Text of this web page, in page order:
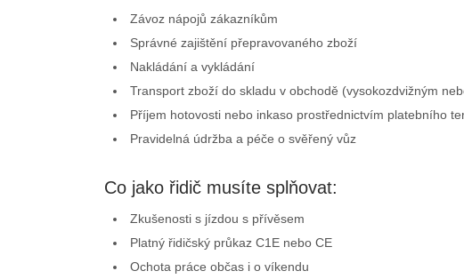
Závoz nápojů zákazníkům
Správné zajištění přepravovaného zboží
Nakládání a vykládání
Transport zboží do skladu v obchodě (vysokozdvižným
Příjem hotovosti nebo inkaso prostřednictvím platebního
Pravidelná údržba a péče o svěřený vůz
Co jako řidič musíte splňovat:
Zkušenosti s jízdou s přívěsem
Platný řidičský průkaz C1E nebo CE
Ochota práce občas i o víkendu